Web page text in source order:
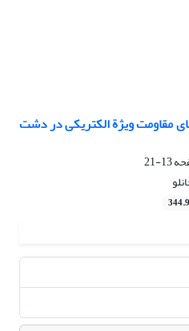
مقاومت ویژة الکتریکی در دشت
13-21